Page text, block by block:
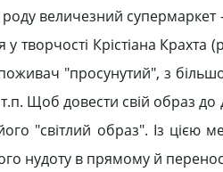
роду величезний
творчості Крістіана
"просунутий", з
Щоб довести свій образ
"світлий образ". Із цією
нудоту в прямому й